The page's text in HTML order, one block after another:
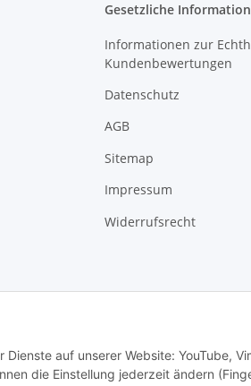
auf unserer Website: YouTube,
die Einstellung jederzeit ändern
Gesetzliche
Informationen zur
Kundenbewertungen
Datenschutz
AGB
Sitemap
Impressum
Widerrufsrecht